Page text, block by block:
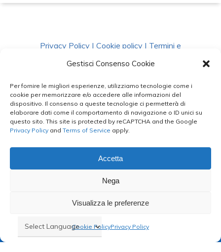
Gestisci Consenso Cookie
Per fornire le migliori esperienze, utilizziamo tecnologie come i
cookie per memorizzare e/o accedere alle informazioni del
dispositivo. Il consenso a queste tecnologie ci permetterà di
elaborare dati come il comportamento di navigazione o ID unici su
questo sito. This site is protected by reCAPTCHA and the Google
Privacy Policy and Terms of Service apply.
Accetta
Nega
Visualizza le preferenze
Cookie PolicyPrivacy Policy
Privacy Policy | Cookie policy | Termini e
Condizioni|Richiedi Dati
facebook instagram whatsappphone
email
Le Bontà del Capo ©